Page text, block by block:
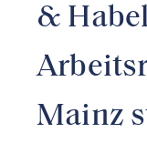
&
Mainz